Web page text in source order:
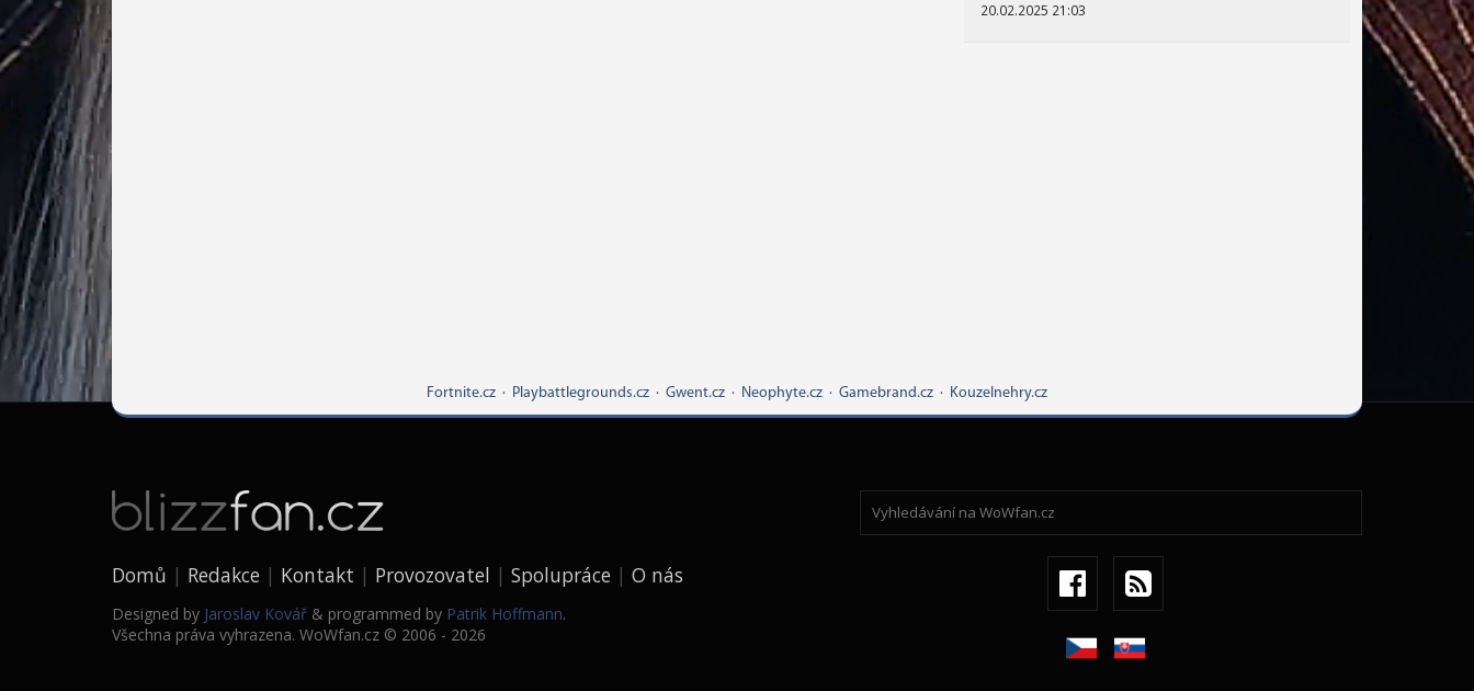
20.02.2025 21:03
Fortnite.cz · Playbattlegrounds.cz · Gwent.cz · Neophyte.cz · Gamebrand.cz · Kouzelnehry.cz
Domů Redakce Kontakt Provozovatel Spolupráce O nás
Designed by Jaroslav Kovář & programmed by Patrik Hoffmann.
Všechna práva vyhrazena. WoWfan.cz © 2006 - 2026